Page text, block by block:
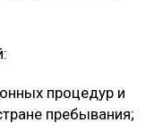
процедур и
пребывания;